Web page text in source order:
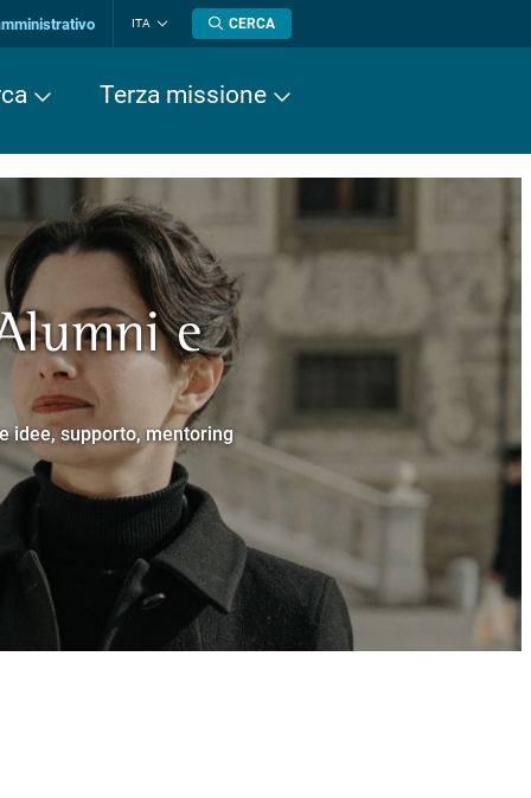
ITA
lingua
CERCA
Terza missione
Superiore.
e
idee, supporto, mentoring
Cavalieri.